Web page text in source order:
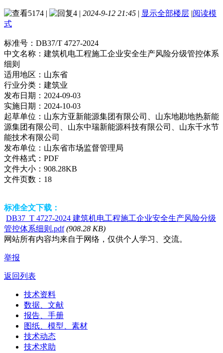
5174 | 4 | 2024-9-12 21:45 | 显示全部楼层 |阅读模
式
标准号： DB37/T 4727-2024
中文名称： 建筑机电工程施工企业安全生产风险分级管控体系
细则
适用地区： 山东省
行业分类： 建筑业
发布日期： 2024-09-03
实施日期： 2024-10-03
起草单位： 山东方亚新能源集团有限公司、山东地勘地热新能
源集团有限公司、山东中瑞新能源科技有限公司、山东千水节
能技术有限公司
发布单位： 山东省市场监督管理局
文件格式： PDF
文件大小： 908.28KB
文件页数： 18
标准全文下载：
DB37_T 4727-2024 建筑机电工程施工企业安全生产风险分级
管控体系细则.pdf (908.28 KB)
网站所有内容均来自于网络，仅供个人学习、交流。
举报
返回列表
技术资料
数据、文献
报告、手册
图纸、模型、素材
技术动态
技术求助